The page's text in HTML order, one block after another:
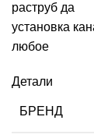
раструб да
установка
любое
Детали
БРЕНД